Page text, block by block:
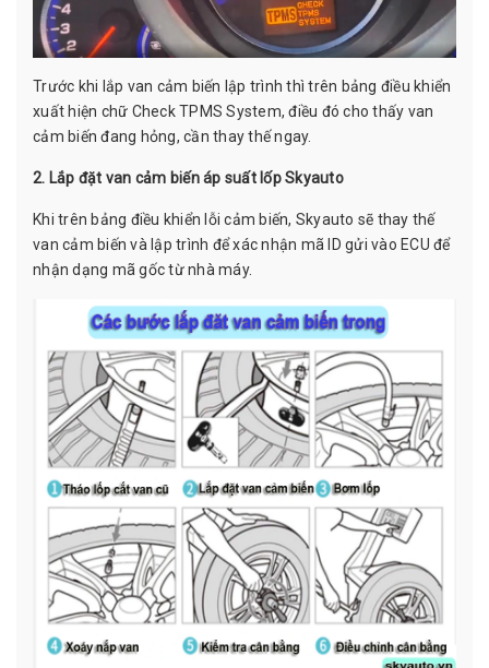
Trước khi lắp van cảm biến lập trình thì trên bảng điều khiển
xuất hiện chữ Check TPMS System, điều đó cho thấy van
cảm biến đang hỏng, cần thay thế ngay.
2. Lắp đặt van cảm biến áp suất lốp Skyauto
Khi trên bảng điều khiển lỗi cảm biến, Skyauto sẽ thay thế
van cảm biến và lập trình để xác nhận mã ID gửi vào ECU để
nhận dạng mã gốc từ nhà máy.